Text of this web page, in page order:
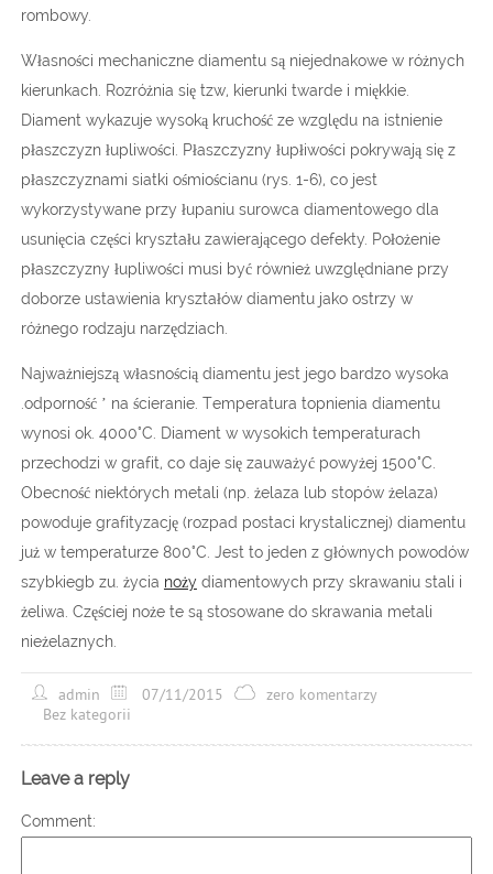
rombowy.
Własności mechaniczne diamentu są niejednakowe w różnych
kierunkach. Rozróżnia się tzw, kierunki twarde i miękkie.
Diament wykazuje wysoką kruchość ze względu na istnienie
płaszczyzn łupliwości. Płaszczyzny łupłiwości pokrywają się z
płaszczyznami siatki ośmiościanu (rys. 1-6), co jest
wykorzystywane przy łupaniu surowca diamentowego dla
usunięcia części kryształu zawierającego defekty. Położenie
płaszczyzny łupliwości musi być również uwzględniane przy
doborze ustawienia kryształów diamentu jako ostrzy w
różnego rodzaju narzędziach.
Najważniejszą własnością diamentu jest jego bardzo wysoka
.odporność ’ na ścieranie. Temperatura topnienia diamentu
wynosi ok. 4000°C. Diament w wysokich temperaturach
przechodzi w grafit, co daje się zauważyć powyżej 1500°C.
Obecność niektórych metali (np. żelaza lub stopów żelaza)
powoduje grafityzację (rozpad postaci krystalicznej) diamentu
już w temperaturze 800°C. Jest to jeden z głównych powodów
szybkiegb zu. życia noży diamentowych przy skrawaniu stali i
żeliwa. Częściej noże te są stosowane do skrawania metali
nieżelaznych.
admin 07/11/2015
zero komentarzy
Bez kategorii
Leave a reply
Comment